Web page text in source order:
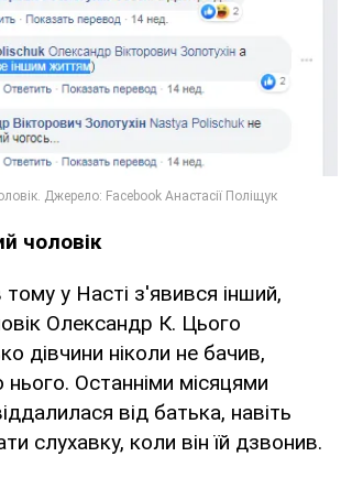
чоловік
тому у Насті з'явився інший,
Олександр К. Цього
дівчини ніколи не бачив,
нього. Останніми місяцями
від батька, навіть
слухавку, коли він їй дзвонив.